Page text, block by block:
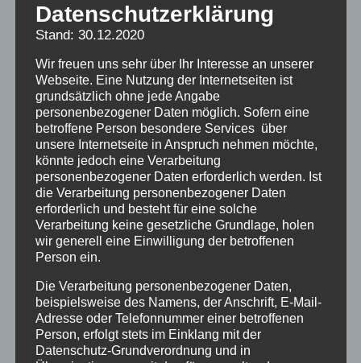
Veranstaltungen wir im Jahre 2026 in Berlin
planen. Informationen und Anmeldung über:
Berlin@verschickungsheime.de
Zum Kalender hinzufügen
Veranstaltung-
«Selbsthilfegruppe
Selbsthilfegruppe
Datenschutzerklärung
Stand: 30.12.2020
Wir freuen uns sehr über Ihr Interesse an unserer
Webseite. Eine Nutzung der Internetseiten ist
grundsätzlich ohne jede Angabe
personenbezogener Daten möglich. Sofern eine
betroffene Person besondere Services über
unsere Internetseite in Anspruch nehmen möchte,
könnte jedoch eine Verarbeitung
personenbezogener Daten erforderlich werden. Ist
die Verarbeitung personenbezogener Daten
erforderlich und besteht für eine solche
Verarbeitung keine gesetzliche Grundlage, holen
wir generell eine Einwilligung der betroffenen
Person ein.
Die Verarbeitung personenbezogener Daten,
beispielsweise des Namens, der Anschrift, E-Mail-
Adresse oder Telefonnummer einer betroffenen
Person, erfolgt stets im Einklang mit der
Datenschutz-Grundverordnung und in